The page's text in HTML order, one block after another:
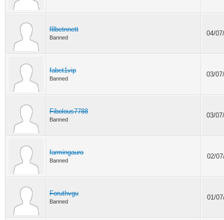
f8betnnett
Banned
04/
fabet1vip
Banned
03/
Fibolous7788
Banned
03/
farmingauro
Banned
02/
Foruthvgu
Banned
01/